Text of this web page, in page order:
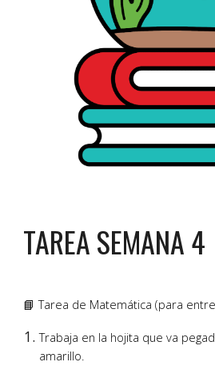
TAREA SEMANA4
📘 Tarea de Matemática (para
Trabaja en la hojita que va
amarillo.